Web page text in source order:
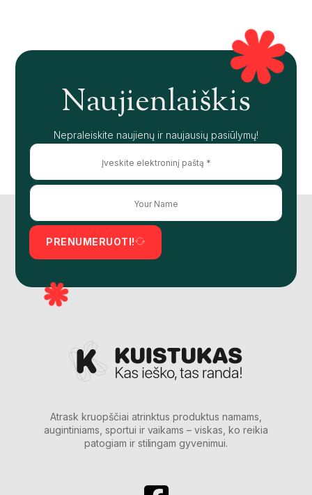
Naujienlaiškis
Nepraleiskite naujienų ir naujausių pasiūlymų!
PRENUMERUOTI!
Atrask kruopščiai atrinktus produktus namams,
augintiniams, sportui ir vaikams – viskas, ko reikia
patogiam ir stilingam gyvenimui.